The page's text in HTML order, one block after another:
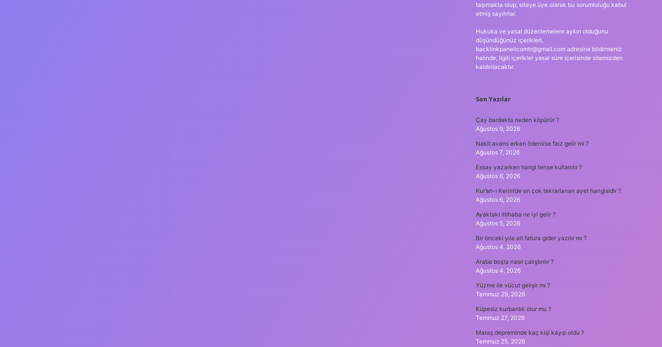
taşımakta olup, siteye üye olarak bu sorumluluğu kabul
etmiş sayılırlar.
Hukuka ve yasal düzenlemelere aykırı olduğunu
düşündüğünüz içerikleri,
backlinkpanelicomtr@gmail.comadresine bildirmeniz
halinde, ilgili içerikler yasal süre içerisinde sitemizden
kaldırılacaktır.
Son Yazılar
Çay bardakta neden köpürür ?
Ağustos 9, 2026
Nakit avans erken ödenirse faiz gelir mi ?
Ağustos 7, 2026
Essay yazarken hangi tense kullanılır ?
Ağustos 6, 2026
Kur’an-ı Kerim’de en çok tekrarlanan ayet hangisidir ?
Ağustos 6, 2026
Ayaktaki iltihaba ne iyi gelir ?
Ağustos 5, 2026
Bir önceki yıla ait fatura gider yazılır mı ?
Ağustos 4, 2026
Araba boşta nasıl çalıştırılır ?
Ağustos 4, 2026
Yüzme ile vücut gelişir mi ?
Temmuz 29, 2026
Küpesiz kurbanlık olur mu ?
Temmuz 27, 2026
Maraş depreminde kaç kişi kayıp oldu ?
Temmuz 25, 2026